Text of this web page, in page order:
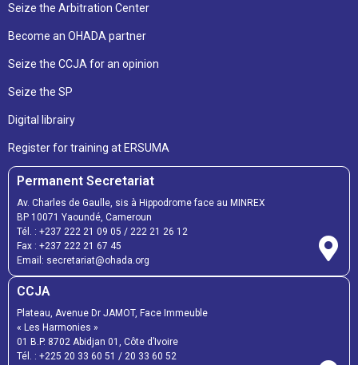
Seize the Arbitration Center
Become an OHADA partner
Seize the CCJA for an opinion
Seize the SP
Digital librairy
Register for training at ERSUMA
Permanent Secretariat
Av. Charles de Gaulle, sis à Hippodrome face au MINREX
BP 10071 Yaoundé, Cameroun
Tél. : +237 222 21 09 05 / 222 21 26 12
Fax : +237 222 21 67 45
Email: secretariat@ohada.org
CCJA
Plateau, Avenue Dr JAMOT, Face Immeuble
« Les Harmonies »
01 B.P. 8702 Abidjan 01, Côte d’Ivoire
Tél. : +225 20 33 60 51 / 20 33 60 52